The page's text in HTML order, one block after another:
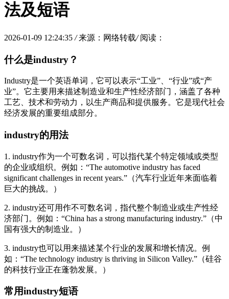
法及短语
2026-01-09 12:24:35 / 来源：网络转载/ 阅读：
什么是industry？
Industry是一个英语单词，它可以表示“工业”、“行业”或“产
业”。它主要用来描述制造业和生产性经济部门，涵盖了各种
工艺、技术和劳动力，以生产商品和提供服务。它是现代社会
经济发展的重要组成部分。
industry的用法
1. industry作为一个可数名词，可以指代某个特定领域或类型
的企业或组织。例如：“The automotive industry has faced
significant challenges in recent years.”（汽车行业近年来面临着
巨大的挑战。）
2. industry还可用作不可数名词，指代整个制造业或生产性经
济部门。例如：“China has a strong manufacturing industry.”（中
国有强大的制造业。）
3. industry也可以用来描述某个行业的发展和增长情况。例
如：“The technology industry is thriving in Silicon Valley.”（硅谷
的科技行业正在蓬勃发展。）
常用industry短语